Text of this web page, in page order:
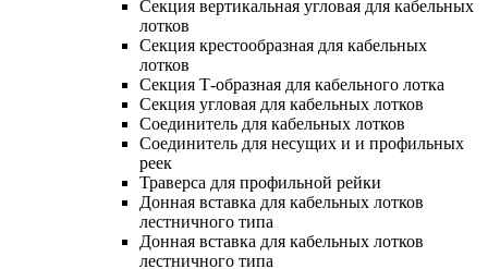
Секция вертикальная угловая для кабельных
лотков
Секция крестообразная для кабельных
лотков
Секция Т-образная для кабельного лотка
Секция угловая для кабельных лотков
Соединитель для кабельных лотков
Соединитель для несущих и и профильных
реек
Траверса для профильной рейки
Донная вставка для кабельных лотков
лестничного типа
Донная вставка для кабельных лотков
лестничного типа